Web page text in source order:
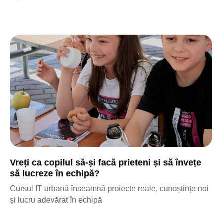
Vreți ca copilul să-și facă prieteni și să învețe
să lucreze în echipă?
Cursul IT urbană înseamnă proiecte reale, cunoștințe noi
și lucru adevărat în echipă